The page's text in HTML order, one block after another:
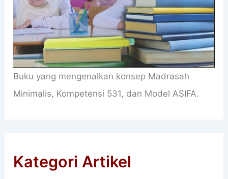
Buku yang mengenalkan konsep Madrasah
Minimalis, Kompetensi 531, dan Model ASIFA.
Kategori Artikel